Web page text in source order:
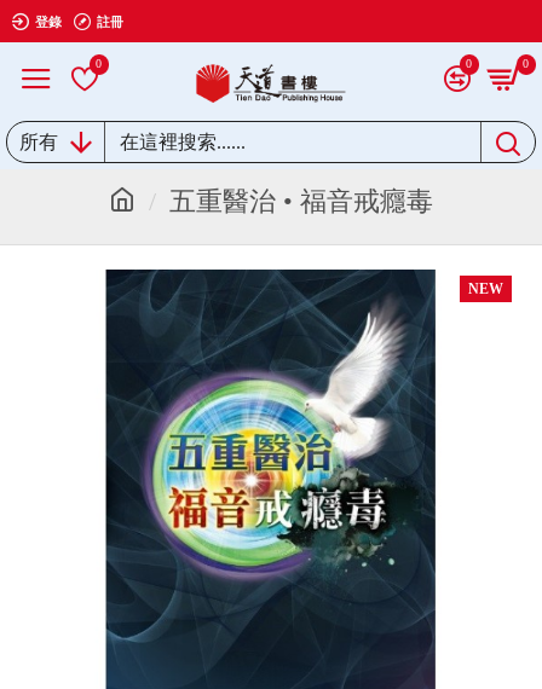
登錄 註冊
0 0 0
所有
五重醫治 • 福音戒癮毒
NEW